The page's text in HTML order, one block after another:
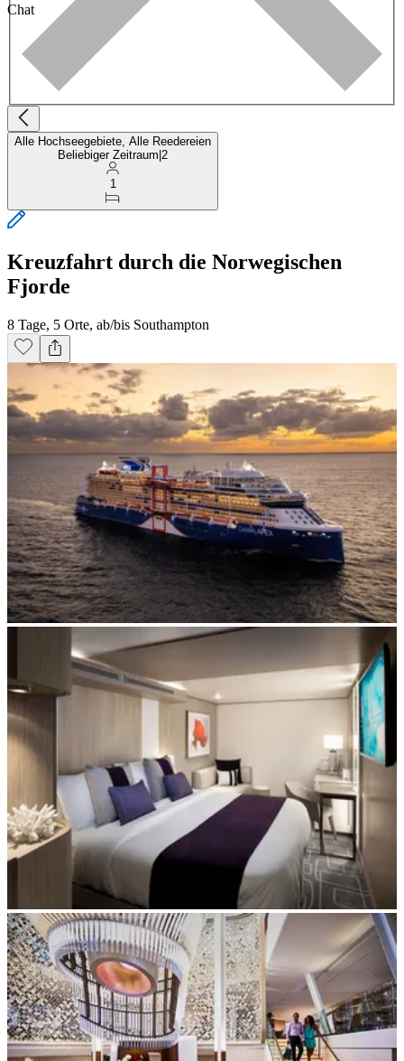
Chat
Alle Hochseegebiete, Alle Reedereien
Beliebiger Zeitraum 2
1
Kreuzfahrt durch die Norwegischen
Fjorde
8 Tage, 5 Orte, ab/bis Southampton